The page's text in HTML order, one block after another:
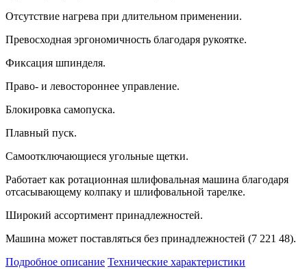
Отсутствие нагрева при длительном применении.
Превосходная эргономичность благодаря рукоятке.
Фиксация шпинделя.
Право- и левостороннее управление.
Блокировка самопуска.
Плавный пуск.
Самоотключающиеся угольные щетки.
Работает как ротационная шлифовальная машина благодаря
отсасывающему колпаку и шлифовальной тарелке.
Широкий ассортимент принадлежностей.
Машина может поставляться без принадлежностей (7 221 48).
Подробное описание Технические характеристики